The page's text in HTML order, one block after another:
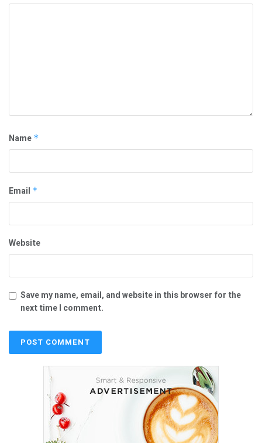
Name *
Email *
Website
Save my name, email, and website in this browser for the
next time I comment.